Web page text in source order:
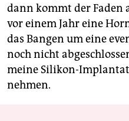
dann kommt der Faden
vor einem Jahr eine
das Bangen um eine
noch nicht
meine Silikon-
nehmen.